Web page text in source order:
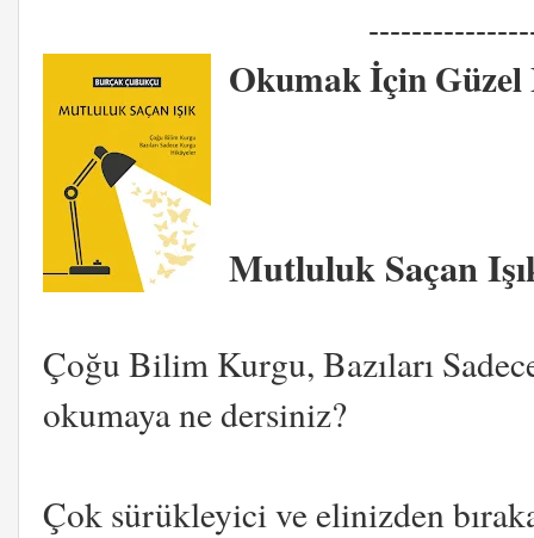
Okumak İçin
Mutluluk Saçan
Çoğu Bilim Kurgu, Bazıları
okumaya ne dersiniz?
Çok sürükleyici ve elinizden